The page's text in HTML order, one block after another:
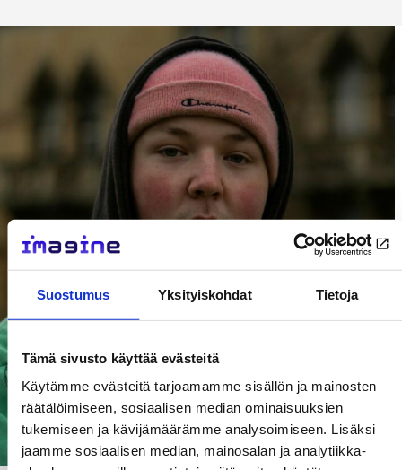
Suostumus Yksityiskohdat Tietoja
Tämä sivusto käyttää evästeitä
Käytämme evästeitä tarjoamamme sisällön ja mainosten
räätälöimiseen, sosiaalisen median ominaisuuksien
tukemiseen ja kävijämäärämme analysoimiseen. Lisäksi
jaamme sosiaalisen median, mainosalan ja analytiikka-